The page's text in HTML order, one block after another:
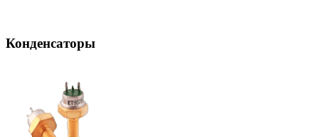
Конденсаторы